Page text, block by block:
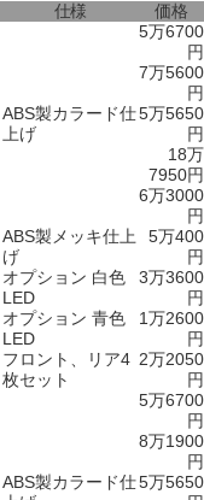
仕様 価格
ABS製カラード仕
上げ
5万6700
円
7万5600
円
5万5650
円
18万
7950円
6万3000
円
ABS製メッキ仕上
げ
5万400
円
オプション 白色
LED
3万3600
円
オプション 青色
LED
1万2600
円
フロント、リア4
枚セット
2万2050
円
ABS製カラード仕
5万6700
円
8万1900
円
5万5650